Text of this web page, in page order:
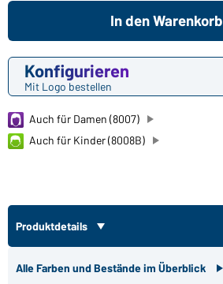
Konfigurieren
Mit Logo bestellen
In den Warenkorb
Auch für Damen (8007)
Auch für Kinder (8008B)
Produktdetails
Alle Farben und Bestände im Überblick